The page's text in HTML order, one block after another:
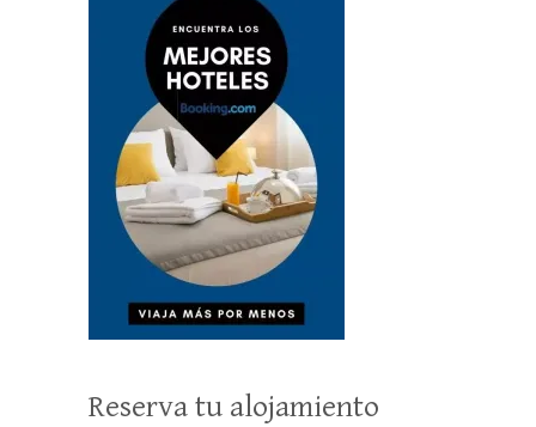
Reserva tu alojamiento